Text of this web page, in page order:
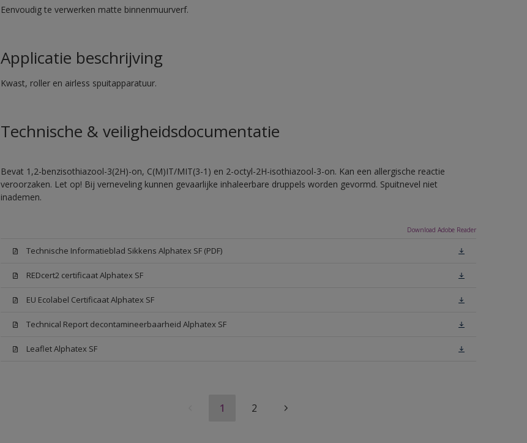
Eenvoudig te verwerken matte binnenmuurverf.
Applicatie beschrijving
Kwast, roller en airless spuitapparatuur.
Technische & veiligheidsdocumentatie
Bevat 1,2-benzisothiazool-3(2H)-on, C(M)IT/MIT(3-1) en 2-octyl-2H-isothiazool-3-on. Kan een allergische reactie
veroorzaken. Let op! Bij verneveling kunnen gevaarlijke inhaleerbare druppels worden gevormd. Spuitnevel niet
inademen.
Download Adobe Reader
Technische Informatieblad Sikkens Alphatex SF (PDF)
REDcert2 certificaat Alphatex SF
EU Ecolabel Certificaat Alphatex SF
Technical Report decontamineerbaarheid Alphatex SF
Leaflet Alphatex SF
1 2